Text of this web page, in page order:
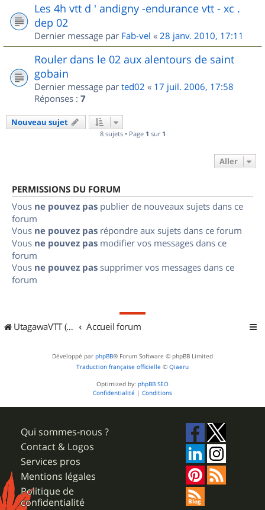
Les 4h vtt d ' andigny -endurance vtt - xc .
dep 02
Dernier message par Fab-vel « 28 janv. 2010, 17:11
Rouler dans le 02 aux alentours de saint
gobain
Dernier message par ted02 « 17 juil. 2006, 17:58
Réponses : 7
Nouveau sujet
8 sujets • Page 1 sur 1
Aller
PERMISSIONS DU FORUM
Vous ne pouvez pas publier de nouveaux sujets dans ce
forum
Vous ne pouvez pas répondre aux sujets dans ce forum
Vous ne pouvez pas modifier vos messages dans ce
forum
Vous ne pouvez pas supprimer vos messages dans ce
forum
UtagawaVTT (Randos VTT et VTTAE avec traces GPS) Accueil forum
Développé par phpBB® Forum Software © phpBB Limited
Traduction française officielle © Qiaeru
Optimized by: phpBB SEO
Confidentialité | Conditions
Qui sommes-nous ?
Contact & Logos
Services pros
Mentions légales
Politique de
confidentialité